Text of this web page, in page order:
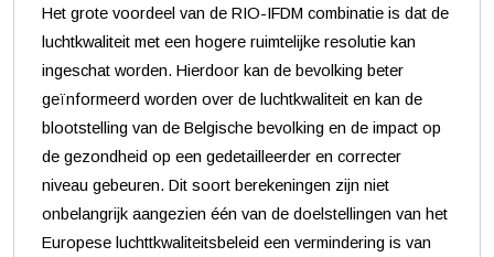
Het grote voordeel van de RIO-IFDM combinatie is dat de
luchtkwaliteit met een hogere ruimtelijke resolutie kan
ingeschat worden. Hierdoor kan de bevolking beter
geïnformeerd worden over de luchtkwaliteit en kan de
blootstelling van de Belgische bevolking en de impact op
de gezondheid op een gedetailleerder en correcter
niveau gebeuren. Dit soort berekeningen zijn niet
onbelangrijk aangezien één van de doelstellingen van het
Europese luchttkwaliteitsbeleid een vermindering is van